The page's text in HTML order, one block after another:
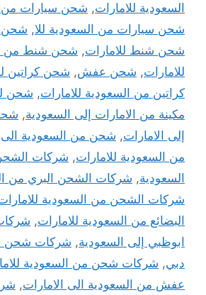
السعودية للامارات, شحن سيارات من
شحن سيارات من السعودية للا, شحن
شحن شنط للامارات, شحن شنط من
للامارات, شحن عفش, شحن كراتين
كراتين من السعودية للامارات, شحن
مكينة من الامارات إلى السعودية,
إلى الامارات, شحن من السعودية
من السعودية للامارات, شركات
السعودية, شركات الشحن البري من
شركات الشحن من السعودية
البضائع من السعودية للامارات,
ابوظبي إلى السعودية, شركات شحن
دبي, شركات شحن من السعودية
عفش من السعودية الى الامارات,